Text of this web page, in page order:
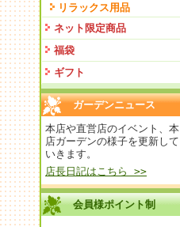
リラックス用品
ネット限定商品
福袋
ギフト
ガーデンニュース
本店や直営店のイベント、本
店ガーデンの様子を更新して
いきます。
店長日記はこちら >>
会員様ポイント制